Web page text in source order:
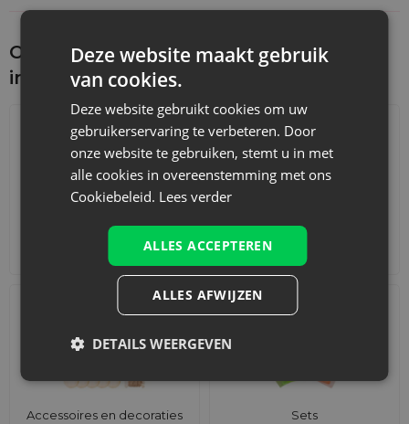
extra verpakkingskosten.
Zijn deze nonwoven kerstzakjes geschikt
voor verkoop met product erin?
Ja - deze zakjes zijn perfect voor retailverkoop. Ze zijn klaar
voor presentatie, dus u kunt uw product er direct in
verpakken en in de winkel of webshop aanbieden.
Is dit formaat geschikt voor cosmeticasets of
Ja, 30 x 45 cm is een ideaal formaat voor middelgrote
producten zoals cosmeticasets, kleding, mokken, boeken,
flessen of geschenkdozen met delicatessen.
drukken?
Zeker! Bij grotere bestellingen kunt u uw logo, kerstwens of
een aangepast ontwerp laten bedrukken - ideaal voor
gepersonaliseerde branding.
Ontdek wat je nog meer zou kunnen
interesseren
Adventskalenders Katoenen zakjes
Accessoires en decoraties Sets
Deze website maakt gebruik
van cookies.
Deze website gebruikt cookies om uw
gebruikerservaring te verbeteren. Door
onze website te gebruiken, stemt u in met
alle cookies in overeenstemming met ons
Cookiebeleid. Lees verder
ALLES ACCEPTEREN
ALLES AFWIJZEN
DETAILS WEERGEVEN